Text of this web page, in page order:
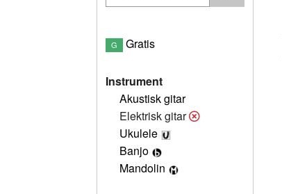
G Gratis
Instrument
Akustisk gitar
Elektrisk gitar
Ukulele
Banjo
Mandolin